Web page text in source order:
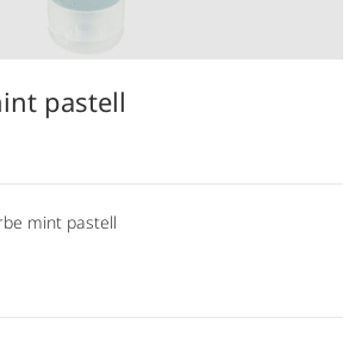
pastell
mint pastell